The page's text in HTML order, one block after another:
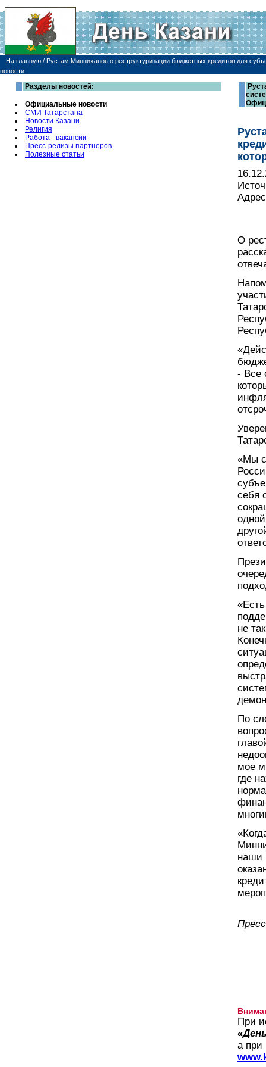
На главную / Рустам Минниханов о реструктуризации бюджетных кредитов для
новости
Разделы новостей:
Официальные новости
СМИ Татарстана
Новости Казани
Религия
Работа - вакансии
Пресс-релизы партнеров
Полезные статьи
О
- Все
«Мы
себя
не
По
мое
где
наши
При
а при